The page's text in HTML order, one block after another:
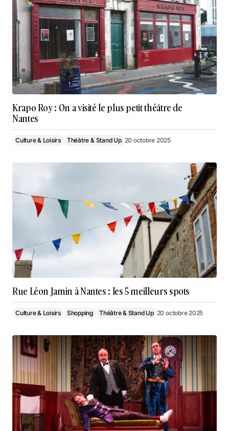
Krapo Roy : On a visité le plus petit théâtre de
Nantes
Culture & Loisirs Théâtre & Stand Up 20 octobre 2025
Rue Léon Jamin à Nantes : les 5 meilleurs spots
Culture & Loisirs Shopping Théâtre & Stand Up 20 octobre 2025